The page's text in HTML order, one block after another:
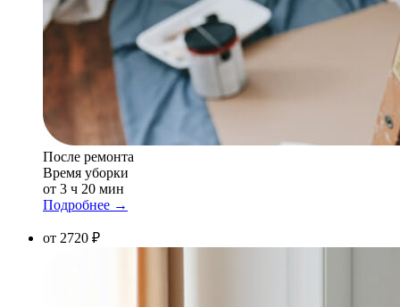
После ремонта
Время уборки
от 3 ч 20 мин
Подробнее →
от 2720 ₽